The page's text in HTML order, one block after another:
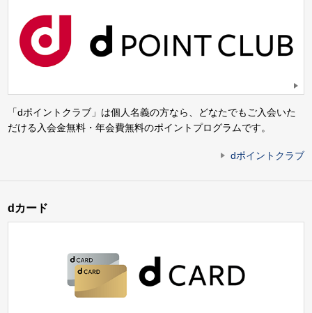
「dポイントクラブ」は個人名義の方なら、どなたでもご入会いた
だける入会金無料・年会費無料のポイントプログラムです。
dポイントクラブ
dカード